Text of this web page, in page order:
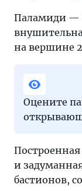
Паламиди —
на вершине
Оцените
и
бастионов,